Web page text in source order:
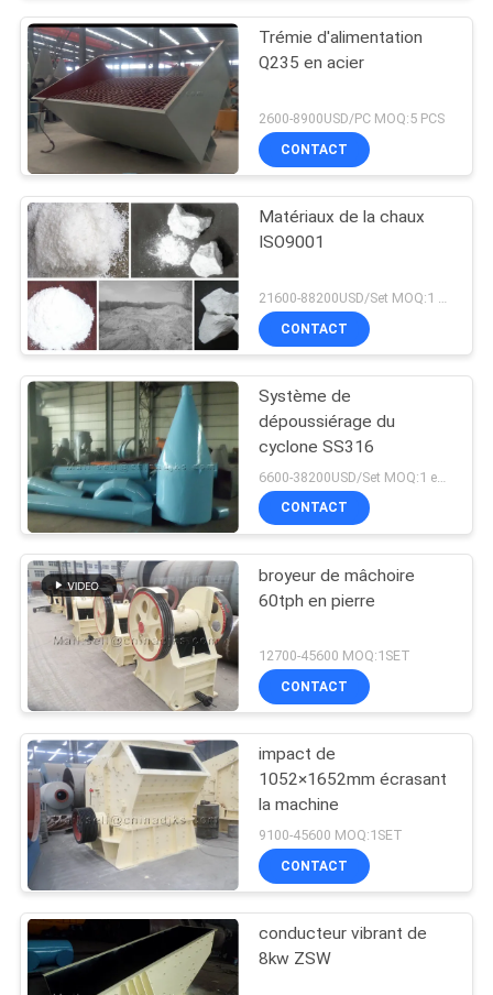
Trémie d'alimentation
Q235 en acier
2600-8900USD/PC MOQ:5 PCS
CONTACT
Matériaux de la chaux
ISO9001
CONTACT
Système de
dépoussiérage du
cyclone SS316
CONTACT
broyeur de mâchoire
60tph en pierre
12700-45600 MOQ:1SET
CONTACT
impact de
1052×1652mm écrasant
la machine
9100-45600 MOQ:1SET
CONTACT
conducteur vibrant de
8kw ZSW